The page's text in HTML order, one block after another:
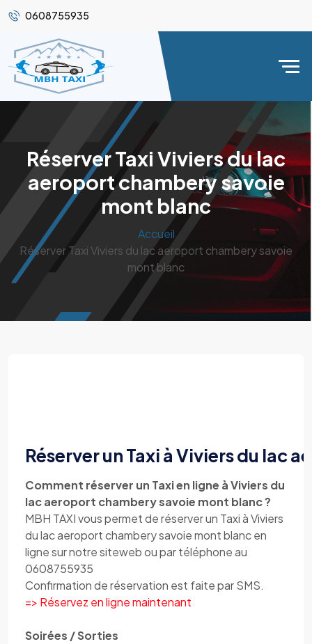
0608755935
Réserver Taxi Viviers du lac
aeroport chambery savoie
mont blanc
Accueil
Réserver Taxi Viviers du lac aeroport chambery savoie
mont blanc
Réserver un Taxi à Viviers du lac
Comment réserver un Taxi en ligne à Viviers du
lac aeroport chambery savoie mont blanc ?
MBH TAXI vous permet de réserver un Taxi à Viviers
du lac aeroport chambery savoie mont blanc en
ligne sur notre siteweb ou par téléphone au
0608755935
Confirmation de réservation est faite par SMS.
=> Réservez en ligne maintenant
Soirées / Sorties